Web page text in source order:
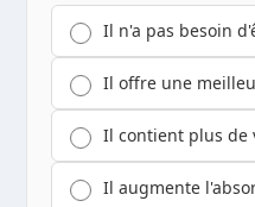
Il n'a pas besoin
Il offre une
Il contient plus de
Il augmente